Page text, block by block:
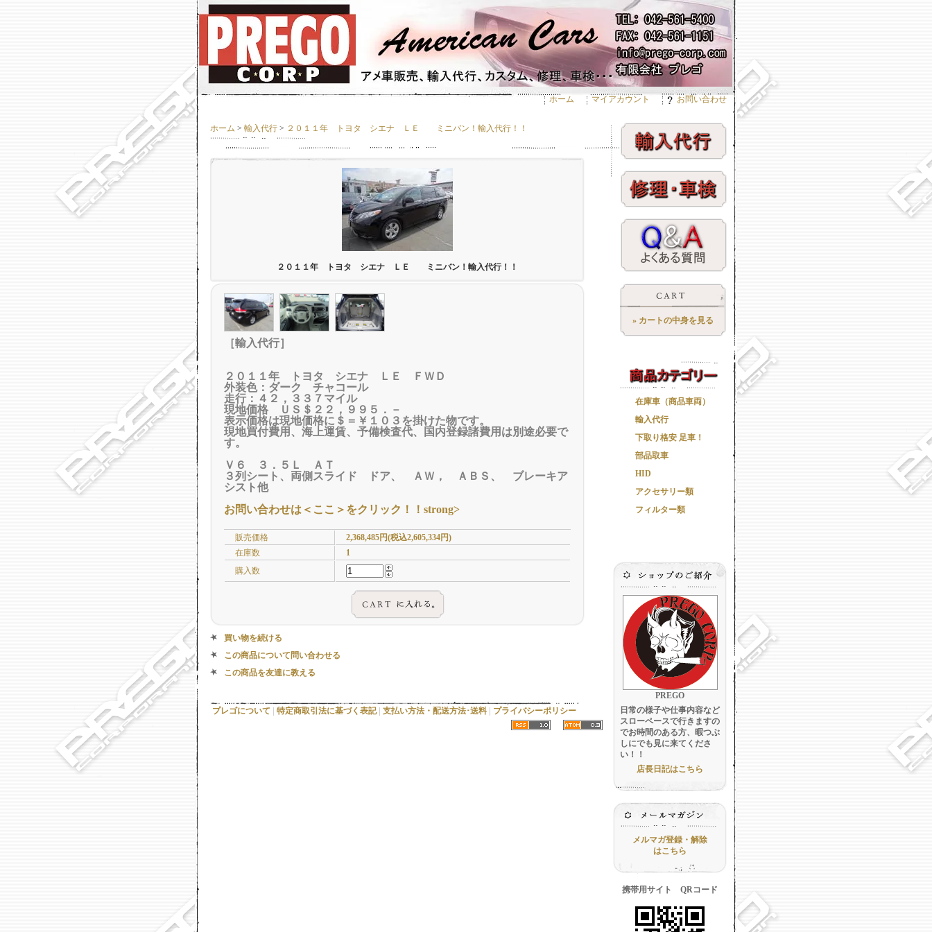
ホーム マイアカウント お問い合わせ
ホーム > 輸入代行 > ２０１１年 トヨタ シエナ ＬＥ ミニバン！輸入代行！！
２０１１年 トヨタ シエナ ＬＥ ミニバン！輸入代行！！
［輸入代行］
２０１１年 トヨタ シエナ ＬＥ ＦＷＤ
外装色：ダーク チャコール
走行：４２，３３７マイル
現地価格 ＵＳ＄２２，９９５．－
表示価格は現地価格に＄＝￥１０３を掛けた物です。
現地買付費用、海上運賃、予備検査代、国内登録諸費用は別途必要で
す。
Ｖ６ ３．５Ｌ ＡＴ
３列シート、両側スライド ドア、 ＡＷ， ＡＢＳ、 ブレーキア
シスト他
お問い合わせは＜ここ＞をクリック！！ strong>
販売価格
2,368,485円(税込2,605,334円)
在庫数
1
購入数
買い物を続ける
この商品について問い合わせる
この商品を友達に教える
» カートの中身を見る
在庫車（商品車両）
輸入代行
下取り格安 足車！
部品取車
HID
アクセサリー類
フィルター類
PREGO
日常の様子や仕事内容など
スローペースで行きますの
でお時間のある方、暇つぶ
しにでも見に来てくださ
い！！
店長日記はこちら
メルマガ登録・解除
はこちら
携帯用サイト QRコード
プレゴについて | 特定商取引法に基づく表記| 支払い方法・配送方法･送料 | プライバシーポリシー